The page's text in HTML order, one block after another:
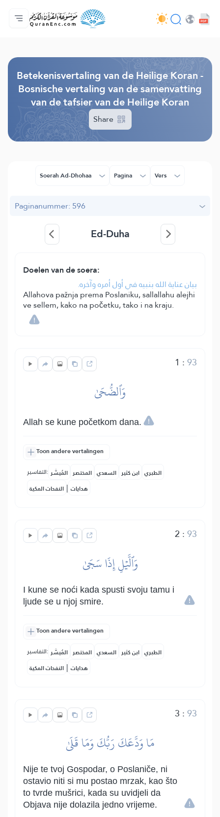
Homepagina
Inhoudsopgave van de vertalingen
Audio
Diensten voor ontwikkelaars - API
Over het project
Contacteer ons
Taal
Betekenisvertaling van de Heilige Koran -
Bosnische vertaling van de samenvatting
van de tafsier van de Heilige Koran
Share
Soerah Ad-Dhohaa Pagina Vers
Paginanummer: 596
Ed-Duha
Doelen van de soera:
بيان عناية الله بنبيه في أول أمره وآخره.
Allahova pažnja prema Poslaniku, sallallahu alejhi
ve sellem, kako na početku, tako i na kraju.
1 :93
وَٱلضُّحَىٰ
Allah se kune početkom dana.
Toon andere vertalingen
التفاسير: المُيسَّر المختصر السعدي ابن كثير الطبري
النفحات المكية | هدايات
2 :93
وَٱلَّيۡلِ إِذَا سَجَىٰ
I kune se noći kada spusti svoju tamu i
ljude se u njoj smire.
Toon andere vertalingen
التفاسير: المُيسَّر المختصر السعدي ابن كثير الطبري
النفحات المكية | هدايات
3 :93
مَا وَدَّعَكَ رَبُّكَ وَمَا قَلَىٰ
Nije te tvoj Gospodar, o Poslaniče, ni
ostavio niti si mu postao mrzak, kao što
to tvrde mušrici, kada su uvidjeli da
Objava nije dolazila jedno vrijeme.